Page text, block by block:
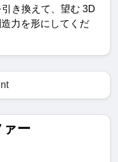
き換えて、望む
力を形にしてくだ
ー